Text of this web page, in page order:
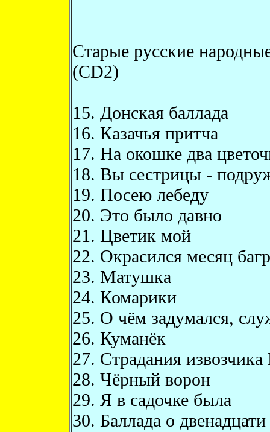
Старые русские
(CD2)
15. Донская баллада
16. Казачья притча
17. На окошке два
18. Вы сестрицы -
19. Посею лебеду
20. Это было давно
21. Цветик мой
22. Окрасился месяц
23. Матушка
24. Комарики
25. О чём задумался,
26. Куманёк
27. Страдания
28. Чёрный ворон
29. Я в садочке была
30. Баллада о